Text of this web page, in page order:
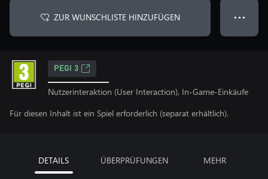
ZUR WUNSCHLISTE HINZUFÜGEN ● ● ●
PEGI 3
Nutzerinteraktion (User Interaction), In-Game-Einkäufe
Für diesen Inhalt ist ein Spiel erforderlich (separat erhältlich).
DETAILS ÜBERPRÜFUNGEN MEHR